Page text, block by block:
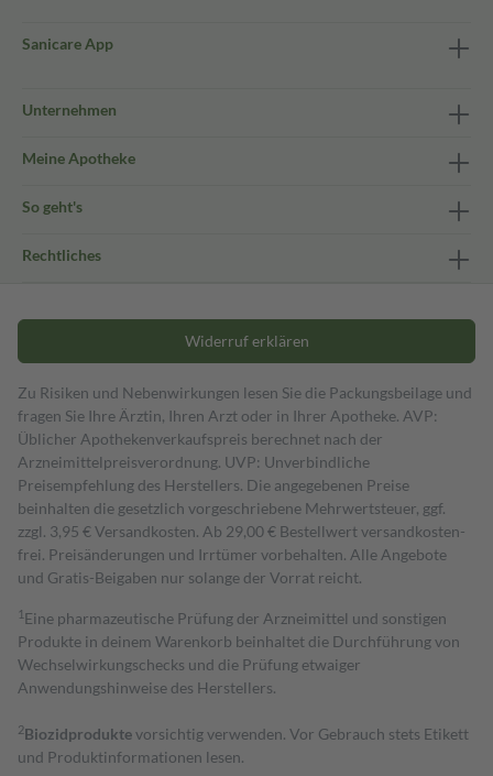
Sanicare App
Unternehmen
Meine Apotheke
So geht's
Rechtliches
Widerruf erklären
Zu Risiken und Nebenwirkungen lesen Sie die Packungsbeilage und
fragen Sie Ihre Ärztin, Ihren Arzt oder in Ihrer Apotheke. AVP:
Üblicher Apothekenverkaufspreis berechnet nach der
Arzneimittelpreisverordnung. UVP: Unverbindliche
Preisempfehlung des Herstellers. Die angegebenen Preise
beinhalten die gesetzlich vorgeschriebene Mehrwertsteuer, ggf.
zzgl. 3,95 € Versandkosten. Ab 29,00 € Bestell­wert versand­kosten­
frei. Preisänderungen und Irrtümer vorbehalten. Alle Angebote
und Gratis-Beigaben nur solange der Vorrat reicht.
1 Eine pharmazeutische Prüfung der Arzneimittel und sonstigen
Produkte in deinem Warenkorb beinhaltet die Durchführung von
Wechselwirkungschecks und die Prüfung etwaiger
Anwendungshinweise des Herstellers.
2Biozidproduktevorsichtig verwenden. Vor Gebrauch stets Etikett
und Produktinformationen lesen.